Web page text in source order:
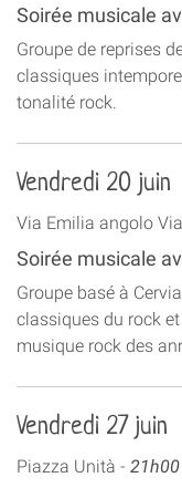
Soirée musicale
Groupe de reprises
classiques
tonalité rock.
Vendredi 20 juin
Via Emilia angolo
Soirée musicale
Groupe basé à
classiques du rock
musique rock des
Vendredi 27 juin
Piazza Unità - 21h00